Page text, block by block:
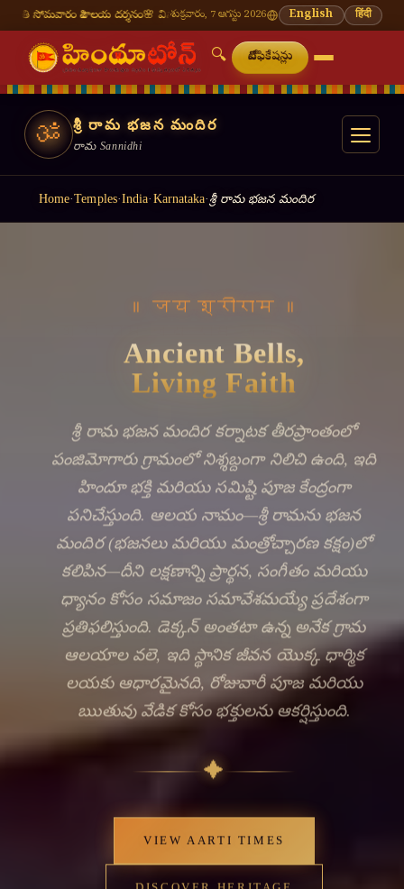
దర్శనం🌸 వినాయక చవితి — భాద్రపద శుద్ధ చవితి⛩ తిరుమల తిరుపతి — నేటి
శుక్రవారం, 7 ఆగస్టు 2026 English हिंदी
🔍
🔍
నోటిఫికేషన్లు
ॐ శ్రీ రామ భజన మందిర
రామ Sannidhi
Home·Temples·India· Karnataka· శ్రీ రామ భజన మందిర
॥ जय श्रीराम ॥
Ancient Bells,
Living Faith
శ్రీ రామ భజన మందిర కర్నాటక తీరప్రాంతంలో
పంజిమోగారు గ్రామంలో నిశ్శబ్దంగా నిలిచి ఉంది, ఇది
హిందూ భక్తి మరియు సమిష్టి పూజ కేంద్రంగా
పనిచేస్తుంది. ఆలయ నామం—శ్రీ రామను భజన
మందిర (భజనలు మరియు మంత్రోచ్చారణ కక్షం)లో
కలిపిన—దీని లక్షణాన్ని ప్రార్థన, సంగీతం మరియు
ధ్యానం కోసం సమాజం సమావేశమయ్యే ప్రదేశంగా
ప్రతిఫలిస్తుంది. డెక్కన్ అంతటా ఉన్న అనేక గ్రామ
ఆలయాల వలె, ఇది స్థానిక జీవన యొక్క ధార్మిక
లయకు ఆధారమైనది, రోజువారీ పూజ మరియు
ఋతువు వేడిక కోసం భక్తులను ఆకర్షిస్తుంది.
✦
VIEW AARTI TIMES
DISCOVER HERITAGE